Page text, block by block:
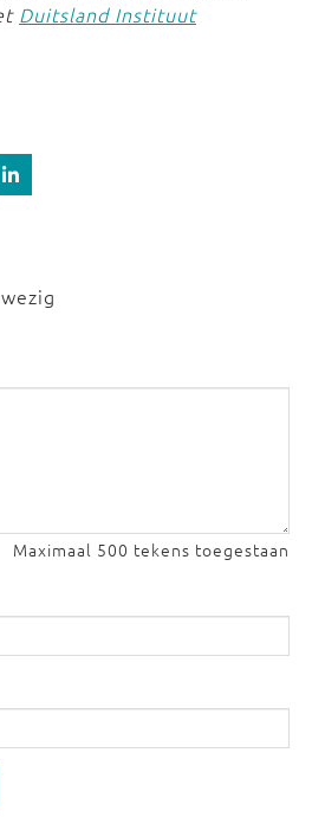
Duitsland Instituut
Maximaal 500 tekens toegestaan